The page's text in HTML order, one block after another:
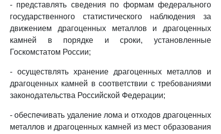
- представлять сведения по формам федерального
государственного статистического наблюдения за
движением драгоценных металлов и драгоценных
камней в порядке и сроки, установленные
Госкомстатом России;
- осуществлять хранение драгоценных металлов и
драгоценных камней в соответствии с требованиями
законодательства Российской Федерации;
- обеспечивать удаление лома и отходов драгоценных
металлов и драгоценных камней из мест образования